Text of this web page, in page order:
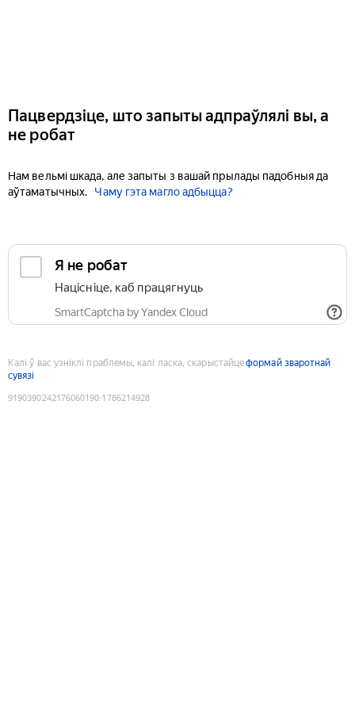
Пацвердзіце, што запыты адпраўлялі вы, а
не робат
Нам вельмі шкада, але запыты з вашай прылады падобныя да
аўтаматычных.
Чаму гэта магло адбыцца?
Я не робат
Націсніце, каб працягнуць
SmartCaptcha by Yandex Cloud
Калі ў вас узніклі праблемы, калі ласка, скарыстайцеформай зваротнай
сувязі
9190390242176060190:1786214928